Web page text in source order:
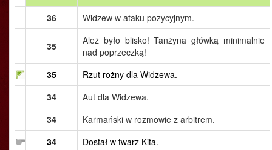
36
Widzew w ataku pozycyjnym.
35
Ależ było blisko! Tanżyna główką minimalnie
nad poprzeczką!
35
Rzut rożny dla Widzewa.
34
Aut dla Widzewa.
34
Karmański w rozmowie z arbitrem.
34
Dostał w twarz Kita.